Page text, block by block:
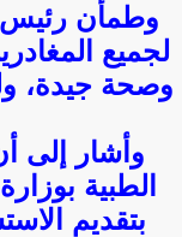
وطمأن رئيس
لجميع
وصحة جيدة،
وأشار إلى
الطبية
بتقديم